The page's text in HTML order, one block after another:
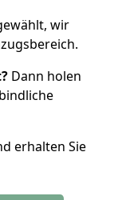
wir
Dann holen
erhalten Sie